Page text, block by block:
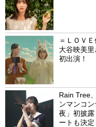
＝ＬＯＶ
大谷映美
初出演！
Rain Tree
ンマンコ
夜」初披
ートも決定